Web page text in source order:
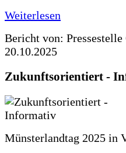
Weiterlesen
Bericht von:
20.10.2025
Zukunftsorientiert -
Münsterlandtag 2025 in